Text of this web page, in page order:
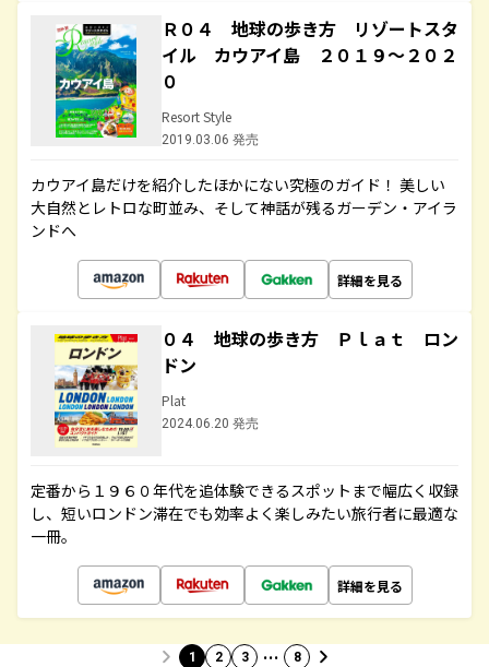
Ｒ０４ 地球の歩き方 リゾートスタ
イル カウアイ島 ２０１９～２０２
０
Resort Style
2019.03.06 発売
カウアイ島だけを紹介したほかにない究極のガイド！ 美しい
大自然とレトロな町並み、そして神話が残るガーデン・アイラ
ンドへ
詳細を見る
０４ 地球の歩き方 Ｐｌａｔ ロン
ドン
Plat
2024.06.20 発売
定番から１９６０年代を追体験できるスポットまで幅広く収録
し、短いロンドン滞在でも効率よく楽しみたい旅行者に最適な
一冊。
詳細を見る
1 2 3 … 8